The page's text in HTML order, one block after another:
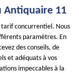
Antiquaire 11
tarif concurrentiel. Nous
paramètres. En
des conseils, de
et adéquats à vos
impeccables à la